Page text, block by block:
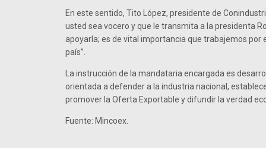
En este sentido, Tito López, presidente de
usted sea vocero y que le transmita a la presidenta
apoyarla; es de vital importancia que trabajemos por
país”.
La instrucción de la mandataria encargada es
orientada a defender a la industria nacional,
promover la Oferta Exportable y difundir la verdad
Fuente: Mincoex.